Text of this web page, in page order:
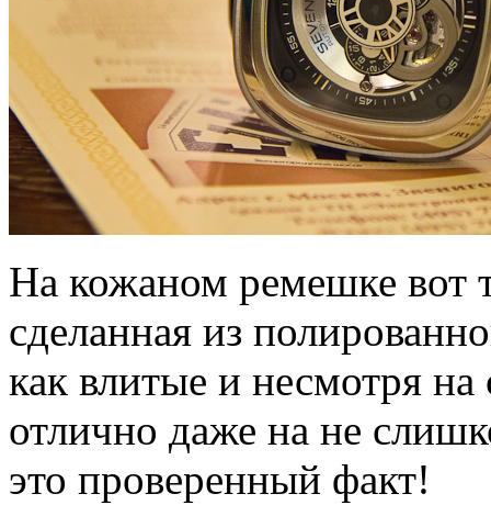
На кожаном ремешке вот
сделанная из
как влитые и несмотря
отлично даже на не
это проверенный факт!